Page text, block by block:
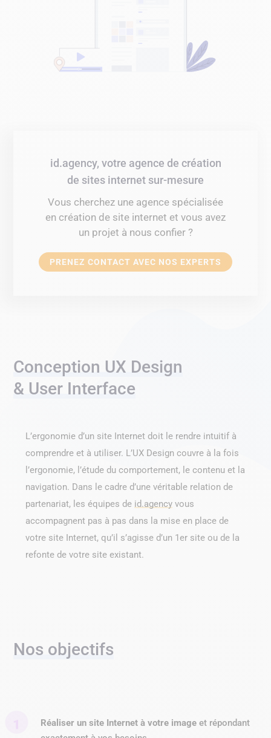
id.agency, votre agence de création
de sites internet sur-mesure
Vous cherchez une agence spécialisée
en création de site internet et vous avez
un projet à nous confier ?
PRENEZ CONTACT AVEC NOS EXPERTS
Conception UX Design
& User Interface
L’ergonomie d’un site Internet doit le rendre intuitif à
comprendre et à utiliser. L’UX Design couvre à la fois
l’ergonomie, l’étude du comportement, le contenu et la
navigation. Dans le cadre d’une véritable relation de
partenariat, les équipes de id.agency vous
accompagnent pas à pas dans la mise en place de
votre site Internet, qu’il s’agisse d’un 1er site ou de la
refonte de votre site existant.
Nos objectifs
Réaliser un site Internet à votre image et répondant